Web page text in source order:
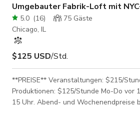
Umgebauter Fabrik-Loft mit
5.0 (16) 75 Gäste
Chicago, IL
$125 USD/Std.
**PREISE** Veranstaltungen: $215/Stunde
Produktionen: $125/Stunde Mo-Do vor
15 Uhr. Abend- und Wochenendpreise